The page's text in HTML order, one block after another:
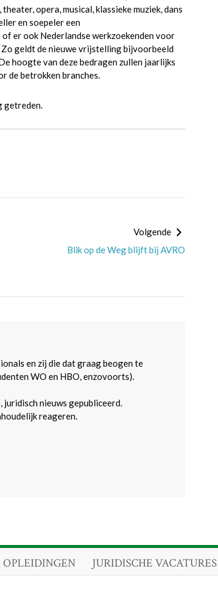
opera, musical, klassieke muziek, dans
en soepeler een
er ook Nederlandse werkzoekenden voor
geldt de nieuwe vrijstelling bijvoorbeeld
hoogte van deze bedragen zullen jaarlijks
de betrokken branches.
getreden.
Volgende
Blik op de Weg blijft bij AVRO
en zij die dat graag beogen te
WO en HBO, enzovoorts).
nieuws gepubliceerd.
reageren.
OPLEIDINGEN JURIDISCHE VACATURES